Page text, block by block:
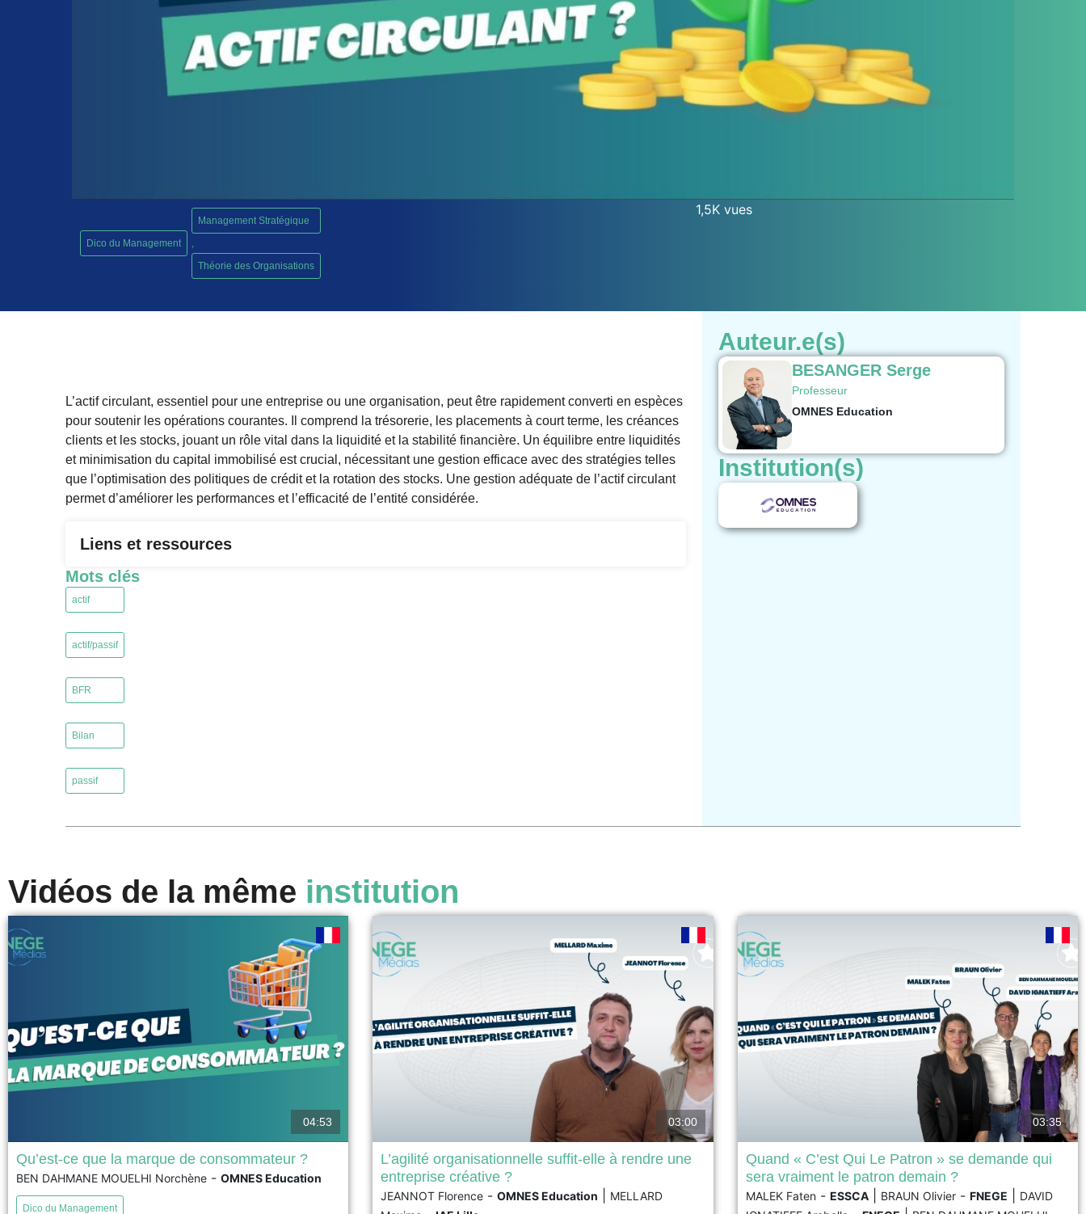
Dico du Management
Management Stratégique
,
Théorie des Organisations
1,5K vues
L’actif circulant, essentiel pour une entreprise ou une organisation, peut être rapidement converti en espèces
pour soutenir les opérations courantes. Il comprend la trésorerie, les placements à court terme, les créances
clients et les stocks, jouant un rôle vital dans la liquidité et la stabilité financière. Un équilibre entre liquidités
et minimisation du capital immobilisé est crucial, nécessitant une gestion efficace avec des stratégies telles
que l’optimisation des politiques de crédit et la rotation des stocks. Une gestion adéquate de l’actif circulant
permet d’améliorer les performances et l’efficacité de l’entité considérée.
Liens et ressources
Mots clés
actif
actif/passif
BFR
Bilan
passif
Auteur.e(s)
BESANGER Serge
Professeur
OMNES Education
Institution(s)
Vidéos de la même institution
La marque de consommateur est une marque qui se
construit avec ses clients, en les impliquant dans les
04:53
Qu’est-ce que la marque de consommateur ?
BEN DAHMANE MOUELHI Norchène - OMNES Education
Dico du Management
L’agilité organisationnelle est souvent présentée comme
une réponse aux transformations rapides et comme un
03:00
L’agilité organisationnelle suffit-elle à rendre une
entreprise créative ?
JEANNOT Florence -OMNES Education
MELLARD
L’entreprise agroalimentaire C’est Qui Le Patron (CQLP)
est reconnue pour sa stratégie alignée avec les
03:35
Quand « C’est Qui Le Patron » se demande qui
sera vraiment le patron demain ?
MALEK Faten- ESSCA| BRAUN Olivier- FNEGE
DAVID